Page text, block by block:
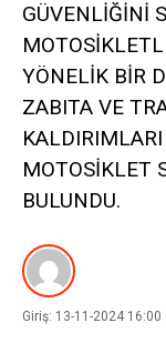
GÜVENLİĞİNİ
YÖNELİK BİR
ZABITA VE
MOTOSİKLET
BULUNDU.
Giriş: 13-11-2024 16:00